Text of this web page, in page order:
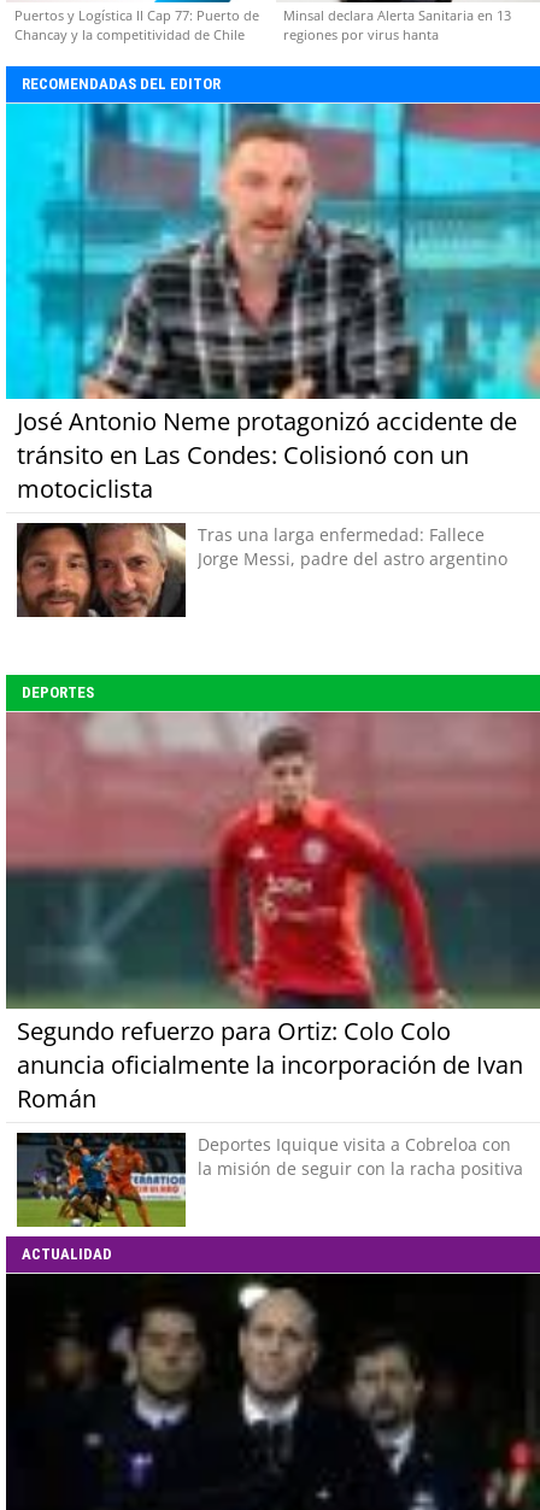
Puertos y Logística II Cap 77: Puerto de
Chancay y la competitividad de Chile
Minsal declara Alerta Sanitaria en 13
regiones por virus hanta
RECOMENDADAS DEL EDITOR
José Antonio Neme protagonizó accidente de
tránsito en Las Condes: Colisionó con un
motociclista
Tras una larga enfermedad: Fallece
Jorge Messi, padre del astro argentino
DEPORTES
Segundo refuerzo para Ortiz: Colo Colo
anuncia oficialmente la incorporación de Ivan
Román
Deportes Iquique visita a Cobreloa con
la misión de seguir con la racha positiva
ACTUALIDAD